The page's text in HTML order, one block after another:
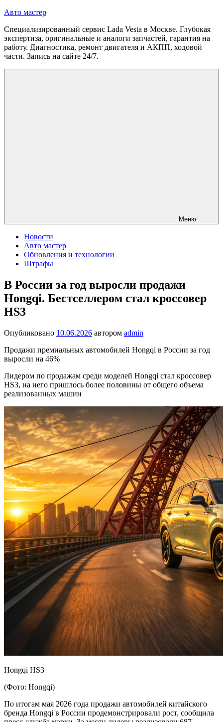
Перейти
содержимому
Авто мастер
Специализированный сервис Lada Vesta в Москве. Глубокая
экспертиза, оригинальные и аналоги запчастей, гарантия на
работу. Диагностика, ремонт двигателя и АКПП, ходовой
части. Запись на сайте 24/7.
Меню
Новости
Авто мастер
Обновления и технологии
Штрафы
В России за год выросли продажи
Hongqi. Бестселлером стал кроссовер
HS3
Опубликовано 10.06.2026 автором admin
Продажи премиальных автомобилей Hongqi в России за год
выросли на 46%
Лидером по продажам среди моделей Hongqi стал кроссовер
HS3, на него пришлось более половины от общего объема
реализованных машин
Hongqi HS3
(Фото: Hongqi)
По итогам мая 2026 года продажи автомобилей китайского
бренда Hongqi в России продемонстрировали рост, сообщила